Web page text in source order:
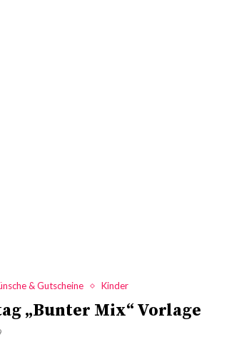
& Gutscheine Kinder
„Bunter Mix“ Vorlage